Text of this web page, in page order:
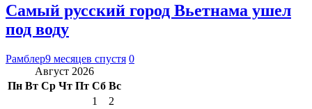
Самый русский город Вьетнама ушел
под воду
Рамблер9 месяцев спустя 0
Август 2026
Пн Вт Ср Чт Пт Сб Вс
1
2